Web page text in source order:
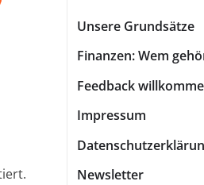
Unsere Grundsätze
Finanzen: Wem
Feedback
Impressum
Newsletter